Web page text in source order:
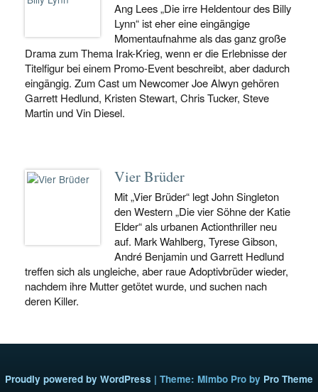
Ang Lees „Die irre Heldentour des Billy
Lynn“ ist eher eine eingängige
Momentaufnahme als das ganz große
Drama zum Thema Irak-Krieg, wenn er die Erlebnisse der
Titelfigur bei einem Promo-Event beschreibt, aber dadurch
eingängig. Zum Cast um Newcomer Joe Alwyn gehören
Garrett Hedlund, Kristen Stewart, Chris Tucker, Steve
Martin und Vin Diesel.
Vier Brüder
Mit „Vier Brüder“ legt John Singleton
den Western „Die vier Söhne der Katie
Elder“ als urbanen Actionthriller neu
auf. Mark Wahlberg, Tyrese Gibson,
André Benjamin und Garrett Hedlund
treffen sich als ungleiche, aber raue Adoptivbrüder wieder,
nachdem ihre Mutter getötet wurde, und suchen nach
deren Killer.
Proudly powered by WordPress | Theme: Mimbo Pro by Pro Theme